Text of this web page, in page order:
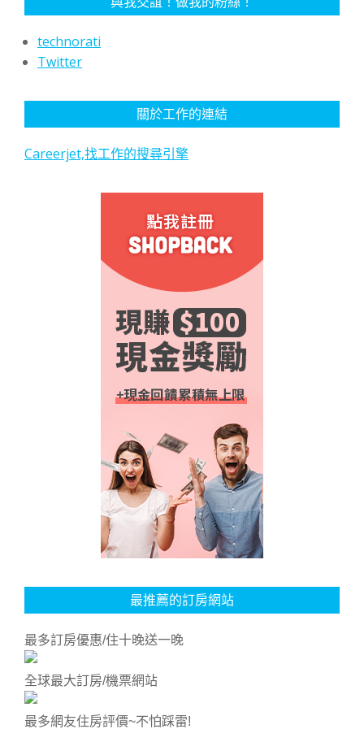
technorati
Twitter
關於工作的連結
Careerjet,找工作的搜尋引擎
最推薦的訂房網站
最多訂房優惠/住十晚送一晚
全球最大訂房/機票網站
最多網友住房評價~不怕踩雷!